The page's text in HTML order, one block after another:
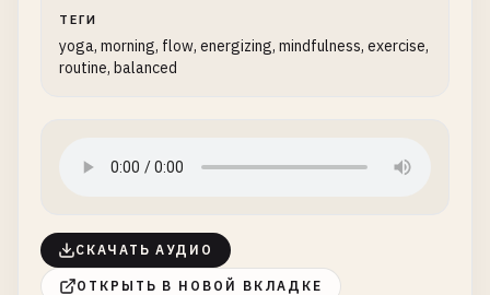
ТЕГИ
yoga, morning, flow, energizing, mindfulness, exercise,
routine, balanced
СКАЧАТЬ АУДИО
ОТКРЫТЬ В НОВОЙ ВКЛАДКЕ